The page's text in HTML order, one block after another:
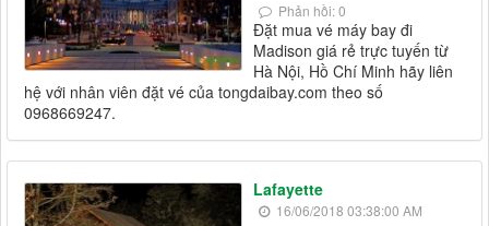
Phản hồi: 0
Đặt mua vé máy bay đi
Madison giá rẻ trực tuyến từ
Hà Nội, Hồ Chí Minh hãy liên
hệ với nhân viên đặt vé của tongdaibay.com theo số
0968669247.
Lafayette
16/06/2018 03:38:00 AM